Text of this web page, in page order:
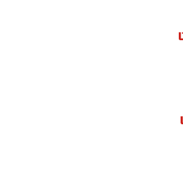
במיוחד במהלך הערב נרשם
הרופא המרחבי, פרופ' אליהו
שם עולמי ברפואת אלרגיה.
שימש גם כראש המחלקה לרפואה
הרפואי אסותא אשדוד הינו
אלרגיה ואימונולוגיה